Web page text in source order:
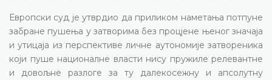
Европски суд је утврдио да приликом наметања потпуне
забране пушења у затворима без процјене њеног значаја
и утицаја из перспективе личне аутономије затвореника
који пуше националне власти нису пружиле релевантне
и довољне разлоге за ту далекосежну и апсолутну